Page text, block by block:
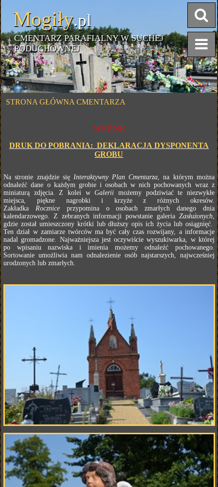
Mogiły.pl
CMENTARZ PARAFIALNY W SUCHEJ
PODUCHOWNEJ
STRONA GŁÓWNA CMENTARZA
WAŻNE
DRUK DO POBRANIA: DEKLARACJA DYSPONENTA
GROBU
Na stronie znajdzie się Interaktywny Plan Cmentarza, na którym można
odnaleźć dane o każdym grobie i osobach w nich pochowanych wraz z
miniaturą zdjęcia. Z kolei wGalerii możemy podziwiać te niezwykłe
miejsca, piękne nagrobki i krzyże z różnych okresów.
ZakładkaRocznice przypomina o osobach zmarłych danego dnia
kalendarzowego. Z zebranych informacji powstanie galeria Zasłużonych,
gdzie został umieszczony krótki lub dłuższy opis ich życia lub osiągnięć.
Ten dział w zamiarze twórców ma być cały czas rozwijany, a informacje
nadal gromadzone. Najważniejsza jest oczywiście wyszukiwarka, w której
po wpisaniu nazwiska i imienia możemy odnaleźć pochowanego.
Sortowanie umożliwia nam odnalezienie osób najstarszych, najwcześniej
urodzonych lub zmarłych.